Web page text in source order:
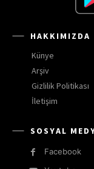
HAKKIMIZDA
Künye
Arşiv
Gizlilik Politikası
İletişim
SOSYAL
Facebook